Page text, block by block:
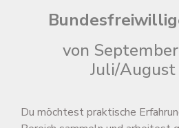
von
Juli/
Du möchtest praktische